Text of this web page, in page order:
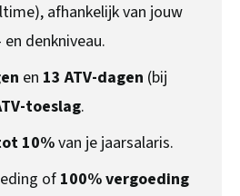
afhankelijk van jouw
denkniveau.
en 13 ATV-dagen (bij
toeslag.
10%van je jaarsalaris.
of 100% vergoeding